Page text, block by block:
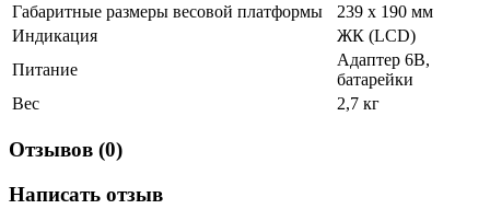
Габаритные размеры весовой платформы
239 x 190 мм
Индикация
ЖК (LCD)
Питание
Адаптер 6В,
батарейки
Вес
2,7 кг
Отзывов (0)
Написать отзыв